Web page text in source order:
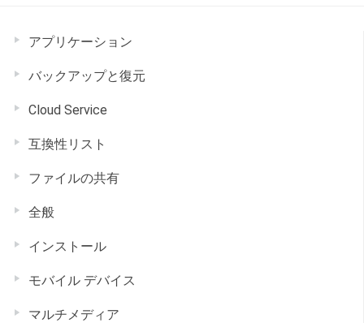
アプリケーション
バックアップと復元
Cloud Service
互換性リスト
ファイルの共有
全般
インストール
モバイル デバイス
マルチメディア